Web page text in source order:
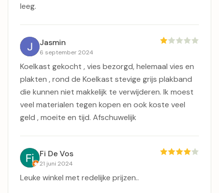
leeg.
Jasmin
6 september 2024
Koelkast gekocht , vies bezorgd, helemaal vies en
plakten , rond de Koelkast stevige grijs plakband
die kunnen niet makkelijk te verwijderen. Ik moest
veel materialen tegen kopen en ook koste veel
geld , moeite en tijd. Afschuwelijk
Fi De Vos
21 juni 2024
Leuke winkel met redelijke prijzen..